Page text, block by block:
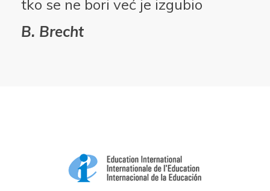
tko se ne bori već je izgubio
B. Brecht